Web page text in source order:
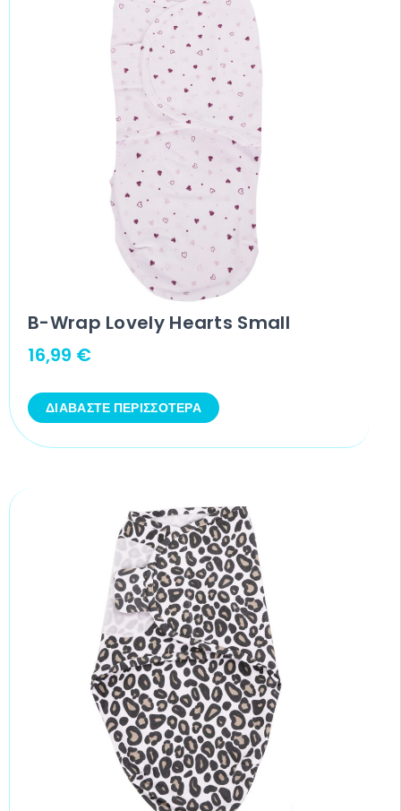
B-Wrap Lovely Hearts Small
16,99 €
ΔΙΑΒΆΣΤΕ ΠΕΡΙΣΣΌΤΕΡΑ